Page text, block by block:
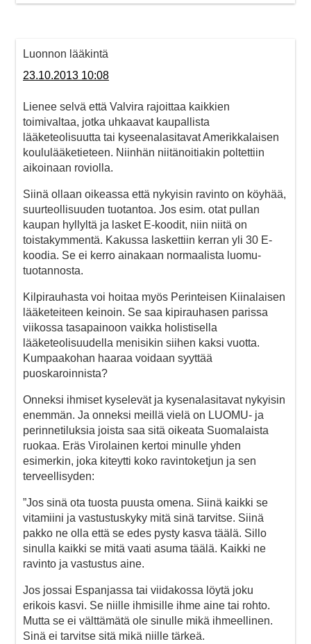
Luonnon lääkintä
23.10.2013 10:08
Lienee selvä että Valvira rajoittaa kaikkien
toimivaltaa, jotka uhkaavat kaupallista
lääketeolisuutta tai kyseenalasitavat Amerikkalaisen
koululääketieteen. Niinhän niitänoitiakin poltettiin
aikoinaan roviolla.
Siinä ollaan oikeassa että nykyisin ravinto on köyhää,
suurteollisuuden tuotantoa. Jos esim. otat pullan
kaupan hyllyltä ja lasket E-koodit, niin niitä on
toistakymmentä. Kakussa laskettiin kerran yli 30 E-
koodia. Se ei kerro ainakaan normaalista luomu-
tuotannosta.
Kilpirauhasta voi hoitaa myös Perinteisen Kiinalaisen
lääketeiteen keinoin. Se saa kipirauhasen parissa
viikossa tasapainoon vaikka holistisella
lääketeolisuudella menisikin siihen kaksi vuotta.
Kumpaakohan haaraa voidaan syyttää
puoskaroinnista?
Onneksi ihmiset kyselevät ja kysenalasitavat nykyisin
enemmän. Ja onneksi meillä vielä on LUOMU- ja
perinnetiluksia joista saa sitä oikeata Suomalaista
ruokaa. Eräs Virolainen kertoi minulle yhden
esimerkin, joka kiteytti koko ravintoketjun ja sen
terveellisyden:
”Jos sinä ota tuosta puusta omena. Siinä kaikki se
vitamiini ja vastustuskyky mitä sinä tarvitse. Siinä
pakko ne olla että se edes pysty kasva täälä. Sillo
sinulla kaikki se mitä vaati asuma täälä. Kaikki ne
ravinto ja vastustus aine.
Jos jossai Espanjassa tai viidakossa löytä joku
erikois kasvi. Se niille ihmisille ihme aine tai rohto.
Mutta se ei välttämätä ole sinulle mikä ihmeellinen.
Sinä ei tarvitse sitä mikä niille tärkeä.